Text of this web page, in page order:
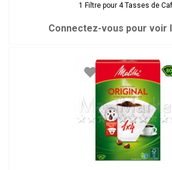
1 Filtre pour 4 Tasses de
Connectez-vous pour voir